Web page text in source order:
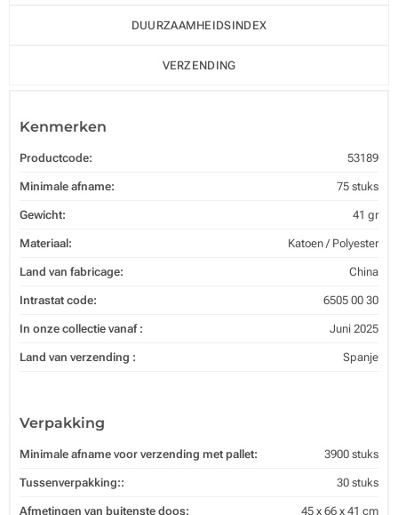
DUURZAAMHEIDSINDEX
VERZENDING
Kenmerken
Productcode: 53189
Minimale afname: 75 stuks
Gewicht: 41 gr
Materiaal: Katoen / Polyester
Land van fabricage: China
Intrastat code: 6505 00 30
In onze collectie vanaf : Juni 2025
Land van verzending : Spanje
Verpakking
Minimale afname voor verzending met pallet: 3900 stuks
Tussenverpakking:: 30 stuks
Afmetingen van buitenste doos: 45 x 66 x 41 cm